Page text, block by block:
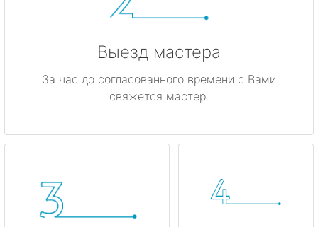
Выезд мастера
За час до согласованного времени с Вами
свяжется мастер.